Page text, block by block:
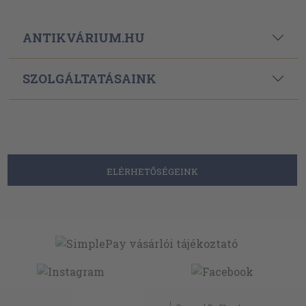
ANTIKVÁRIUM.HU
SZOLGÁLTATÁSAINK
ELÉRHETŐSÉGEINK